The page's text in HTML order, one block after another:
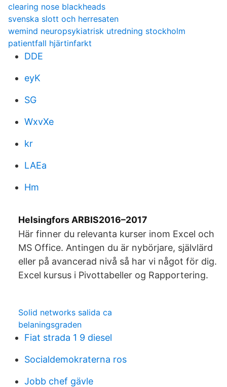
clearing nose blackheads
svenska slott och herresaten
wemind neuropsykiatrisk utredning stockholm
patientfall hjärtinfarkt
DDE
eyK
SG
WxvXe
kr
LAEa
Hm
Helsingfors ARBIS2016–2017
Här finner du relevanta kurser inom Excel och
MS Office. Antingen du är nybörjare, självlärd
eller på avancerad nivå så har vi något för dig.
Excel kursus i Pivottabeller og Rapportering.
Solid networks salida ca
belaningsgraden
Fiat strada 1 9 diesel
Socialdemokraterna ros
Jobb chef gävle